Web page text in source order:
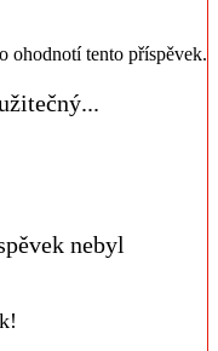
ohodnotí tento příspěvek.
nebyl